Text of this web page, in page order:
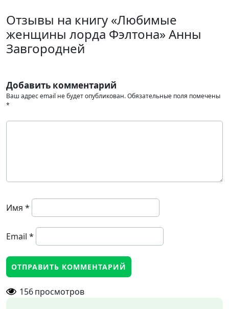
Отзывы на книгу «Любимые
женщины лорда Фэлтона» Анны
Завгородней
Добавить комментарий
Ваш адрес email не будет опубликован.Обязательные поля помечены
*
Имя *
Email *
156просмотров